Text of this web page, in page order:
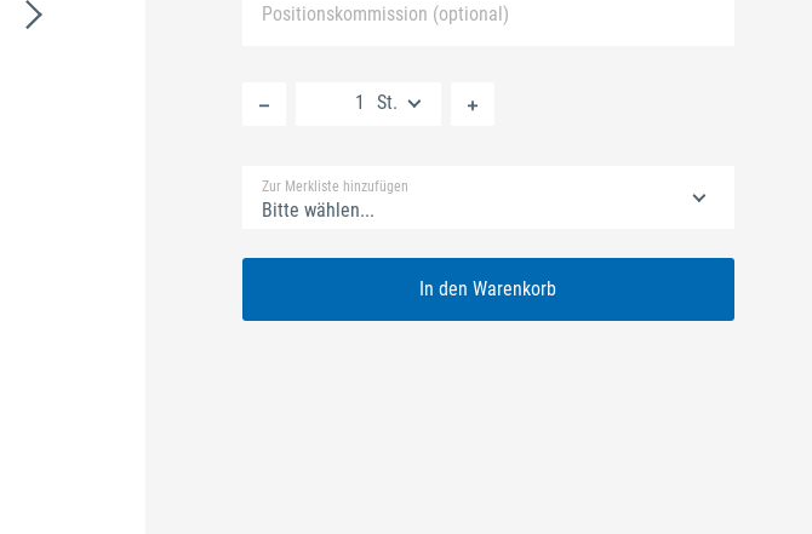
Positionskommission (optional)
St.
Zur Merkliste hinzufügen
Bitte wählen...
In den Warenkorb